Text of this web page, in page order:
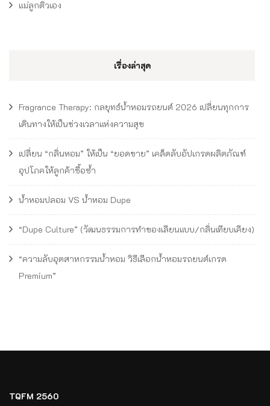
แม่ลูกติวเอง
เรื่องล่าสุด
Fragrance Therapy: กลยุทธ์น้ำหอมรถยนต์ 2026 เปลี่ยนทุกการ
เดินทางให้เป็นช่วงเวลาแห่งความสุข
เปลี่ยน “กลิ่นหอม” ให้เป็น “ยอดขาย” เคล็ดลับอัปเกรดผลิตภัณฑ์
อุปโภคให้ลูกค้าซื้อซ้ำ
น้ำหอมปลอม VS น้ำหอม Dupe
“Dupe Culture” (วัฒนธรรมการทำของเลียนแบบ/กลิ่นเทียบเคียง)
“ความลับอุตสาหกรรมน้ำหอม วิธีเลือกน้ำหอมรถยนต์เกรด
Premium”
TQFM 2560